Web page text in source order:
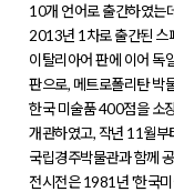
10개 언어로 출간하였는
2013년 1차로 출간된 스
이탈리아어 판에 이어 독
판으로, 메트로폴리탄 박
한국 미술품 400점을 소
개관하였고, 작년 11월
국립경주박물관과 함께
전시전은 1981년 '한국